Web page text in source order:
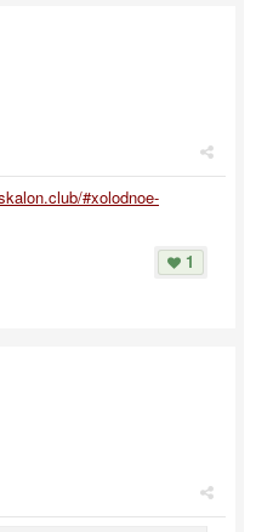
#xolodnoe-
1